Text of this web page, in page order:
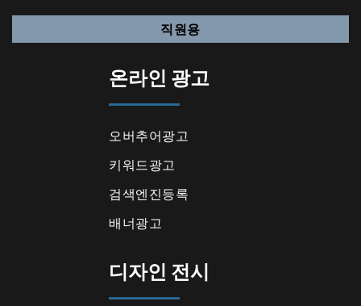
직원용
온라인 광고
오버추어광고
키워드광고
검색엔진등록
배너광고
디자인 전시